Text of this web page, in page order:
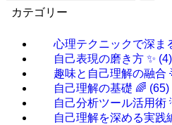
カテゴリー
心理テクニックで深ま
自己表現の磨き方 ✨ (4)
趣味と自己理解の融合
自己理解の基礎 🌈 (65)
自己分析ツール活用術
自己理解を深める実践